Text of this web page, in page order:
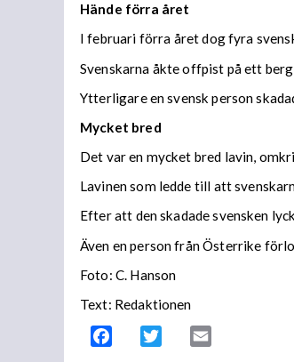
Hände förra året
I februari förra året dog fyra
Svenskarna åkte offpist på ett
Ytterligare en svensk person
Mycket bred
Det var en mycket bred lavin,
Lavinen som ledde till att
Efter att den skadade svensken
Även en person från Österrike
Foto: C. Hanson
Text: Redaktionen
Facebook Twitter